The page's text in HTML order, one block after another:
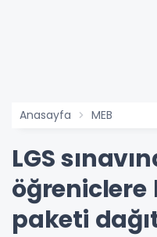
Anasayfa MEB
LGS
öğreniclere
paketi